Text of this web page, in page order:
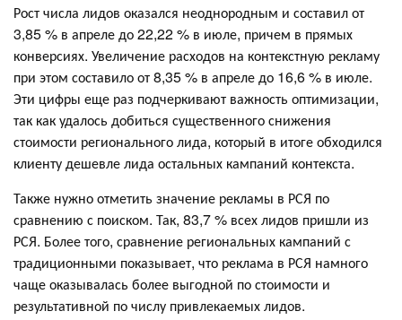
Рост числа лидов оказался неоднородным и составил от
3,85 % в апреле до 22,22 % в июле, причем в прямых
конверсиях. Увеличение расходов на контекстную рекламу
при этом составило от 8,35 % в апреле до 16,6 % в июле.
Эти цифры еще раз подчеркивают важность оптимизации,
так как удалось добиться существенного снижения
стоимости регионального лида, который в итоге обходился
клиенту дешевле лида остальных кампаний контекста.
Также нужно отметить значение рекламы в РСЯ по
сравнению с поиском. Так, 83,7 % всех лидов пришли из
РСЯ. Более того, сравнение региональных кампаний с
традиционными показывает, что реклама в РСЯ намного
чаще оказывалась более выгодной по стоимости и
результативной по числу привлекаемых лидов.